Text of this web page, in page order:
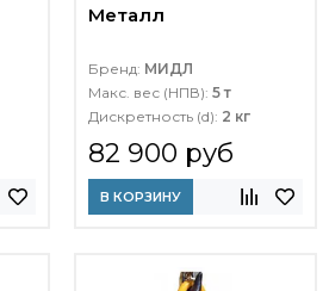
Металл
Бренд: МИДЛ
Макс. вес (НПВ): 5 т
Дискретность (d): 2 кг
82 900 руб
В КОРЗИНУ